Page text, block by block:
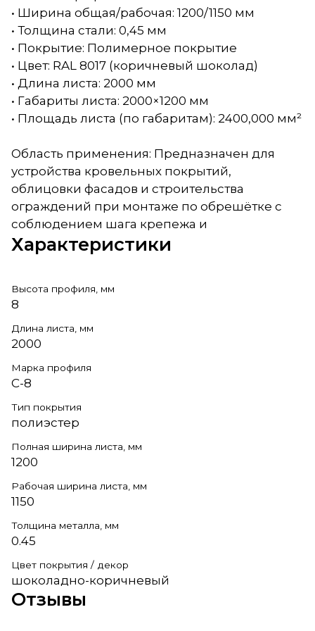
• Ширина общая/рабочая: 1200/1150 мм
• Толщина стали: 0,45 мм
• Покрытие: Полимерное покрытие
• Цвет: RAL 8017 (коричневый шоколад)
• Длина листа: 2000 мм
• Габариты листа: 2000×1200 мм
• Площадь листа (по габаритам): 2400,000 мм²
Область применения: Предназначен для
устройства кровельных покрытий,
облицовки фасадов и строительства
ограждений при монтаже по обрешётке с
соблюдением шага крепежа и
Характеристики
Высота профиля, мм
8
Длина листа, мм
2000
Марка профиля
С-8
Тип покрытия
полиэстер
Полная ширина листа, мм
1200
Рабочая ширина листа, мм
1150
Толщина металла, мм
0.45
Цвет покрытия / декор
шоколадно-коричневый
Отзывы